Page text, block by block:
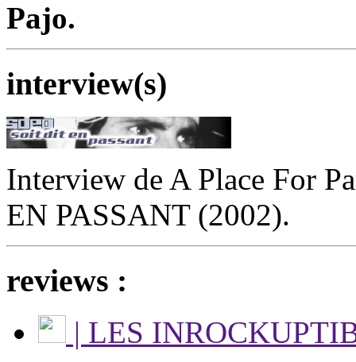
Pajo.
interview(s)
Interview de A Place For
EN PASSANT (2002).
reviews :
| LES